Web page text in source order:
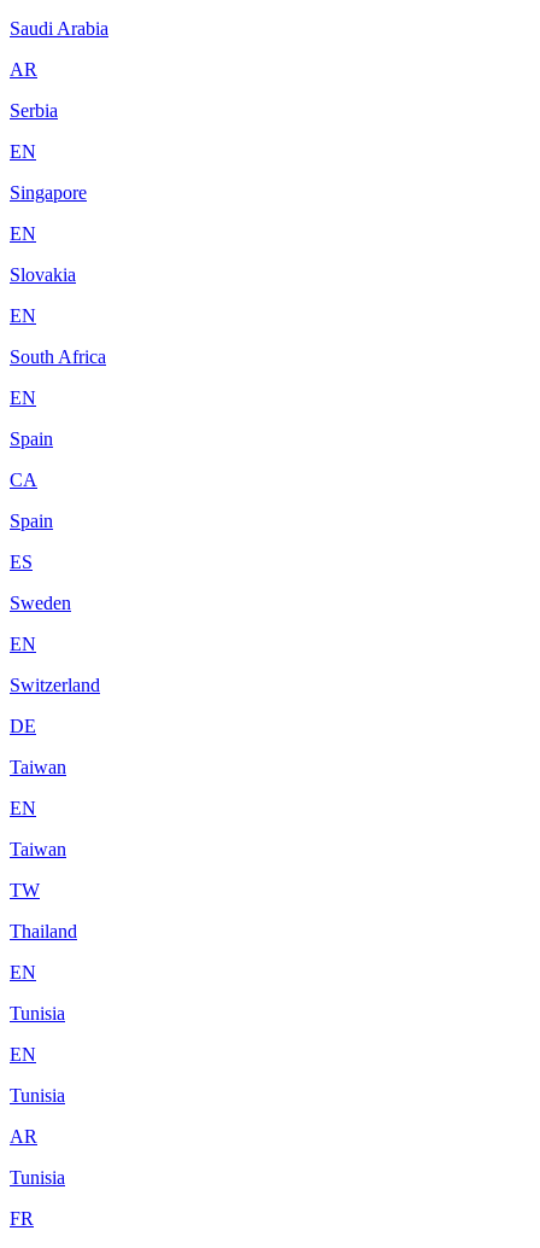
Saudi Arabia
AR
Serbia
EN
Singapore
EN
Slovakia
EN
South Africa
EN
Spain
CA
Spain
ES
Sweden
EN
Switzerland
DE
Taiwan
EN
Taiwan
TW
Thailand
EN
Tunisia
EN
Tunisia
AR
Tunisia
FR